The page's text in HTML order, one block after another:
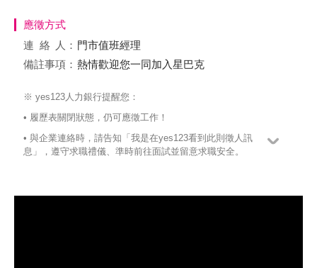
應徵方式
連絡
人： 門市值班經理
備註事項： 熱情歡迎您一同加入星巴克
※ yes123人力銀行提醒您：
• 履歷表關閉狀態，仍可應徵工作！
• 與企業連絡時，請告知「我是在yes123看到此則徵人訊
息」，遵守求職禮儀、準時前往面試並留意求職安全。